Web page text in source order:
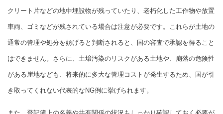
クリート片などの地中埋設物が残っていたり、老朽化した工作物や放置
車両、ゴミなどが残されている場合は注意が必要です。これらが土地の
通常の管理や処分を妨げると判断されると、国の審査で承認を得ること
はできません。さらに、土壌汚染のリスクがある土地や、崩落の危険性
がある崖地なども、将来的に多大な管理コストが発生するため、国が引
き取ってくれない代表的なNG例に挙げられます。